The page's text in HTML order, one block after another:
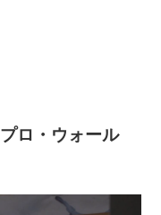
ロ・ウォール